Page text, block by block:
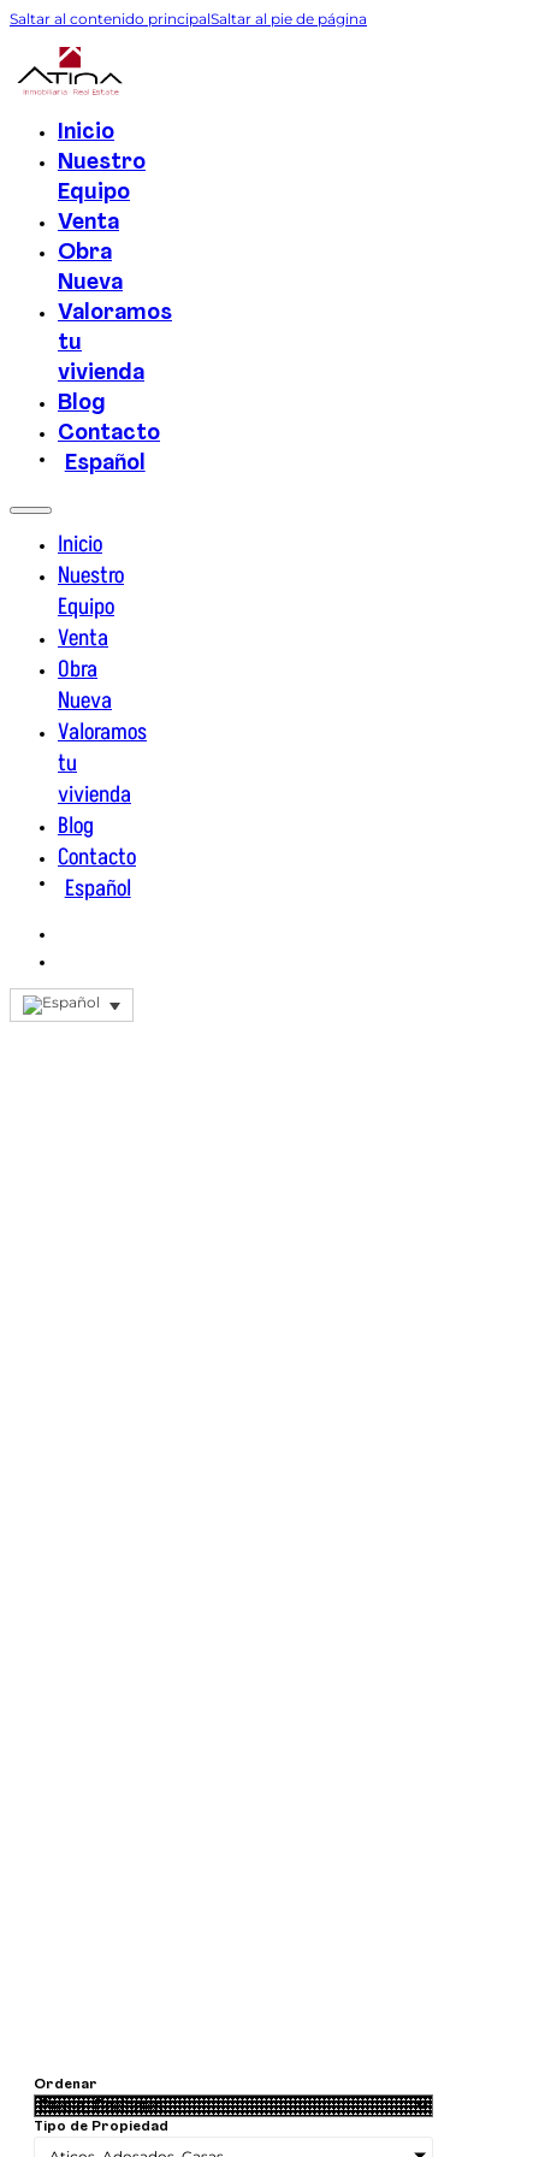
Saltar al contenido principalSaltar al pie de página
Inicio
Nuestro
Equipo
Venta
Obra
Nueva
Valoramos
tu
vivienda
Blog
Contacto
Español
Inicio
Nuestro
Equipo
Venta
Obra
Nueva
Valoramos
tu
vivienda
Blog
Contacto
Español
Ordenar
Tipo de Propiedad